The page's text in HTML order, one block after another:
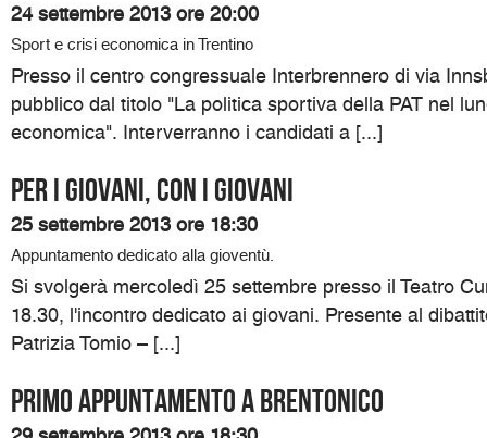
24 settembre 2013 ore 20:00
Sport e crisi economica in Trentino
Presso il centro congressuale Interbrennero di via
pubblico dal titolo "La politica sportiva della PAT nel
economica". Interverranno i candidati a [...]
Per i giovani, con i giovani
25 settembre 2013 ore 18:30
Appuntamento dedicato alla gioventù.
Si svolgerà mercoledì 25 settembre presso il Teatro
18.30, l'incontro dedicato ai giovani. Presente al
Patrizia Tomio – [...]
Primo appuntamento a Brentonico